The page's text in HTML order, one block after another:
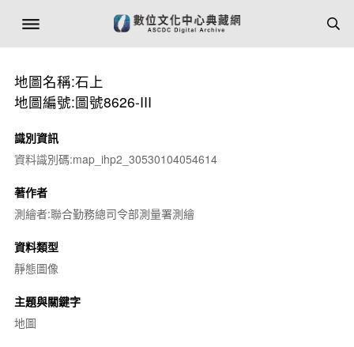
地圖名稱:石上
地圖編號:圖號8626-III
識別資訊
資料識別碼:map_ihp2_30530104054614
著作者
測繪者:聯合勤務總司令部測量署測繪
資料類型
靜態圖像
主題與關鍵字
地圖